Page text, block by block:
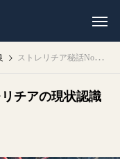
ストレリチア秘話No.614 ストレリチアの現状認識は把握が難しいのです。
チアの現状認識